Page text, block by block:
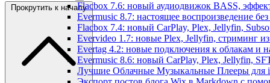
Flacbox 7.6: новый аудиодвижок BASS,
Evermusic 8.7: настоящее воспроизведение
Flacbox 7.4: новый CarPlay, Plex, Jellyfin,
Evervideo 1.7: новые Plex, Jellyfin, стриминг
Evertag 4.2: новые подключения к облакам и
Evermusic 8.6: новый CarPlay, Plex, Jellyfin,
Лучшие Облачные Музыкальные Плееры для
Прокрутить к началу